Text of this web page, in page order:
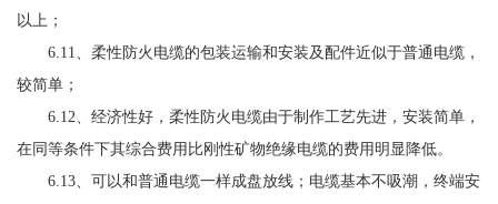
以上；
6.11、柔性防火电缆的包装运输和安装及配件近似于普通电缆，
较简单；
6.12、经济性好，柔性防火电缆由于制作工艺先进，安装简单，
在同等条件下其综合费用比刚性矿物绝缘电缆的费用明显降低。
6.13、可以和普通电缆一样成盘放线；电缆基本不吸潮，终端安